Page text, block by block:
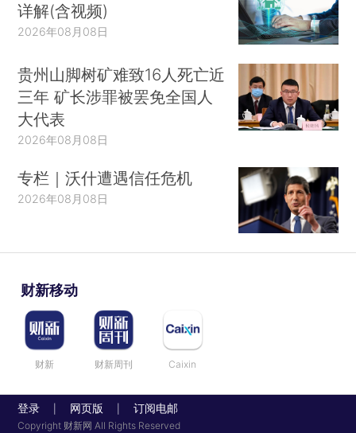
详解(含视频)
2026年08月08日
贵州山脚树矿难致16人死亡近
三年 矿长涉罪被罢免全国人
大代表
2026年08月08日
专栏｜沃什遭遇信任危机
2026年08月08日
财新移动
财新 财新周刊 Caixin
登录 网页版 订阅电邮
Copyright 财新网 All Rights Reserved